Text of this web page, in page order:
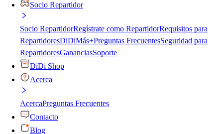
Socio Repartidor
Socio RepartidorRegístrate como RepartidorRequisitos para
RepartidoresDiDiMás+Preguntas FrecuentesSeguridad para
RepartidoresGananciasSoporte
DiDi Shop
Acerca
AcercaPreguntas Frecuentes
Contacto
Blog